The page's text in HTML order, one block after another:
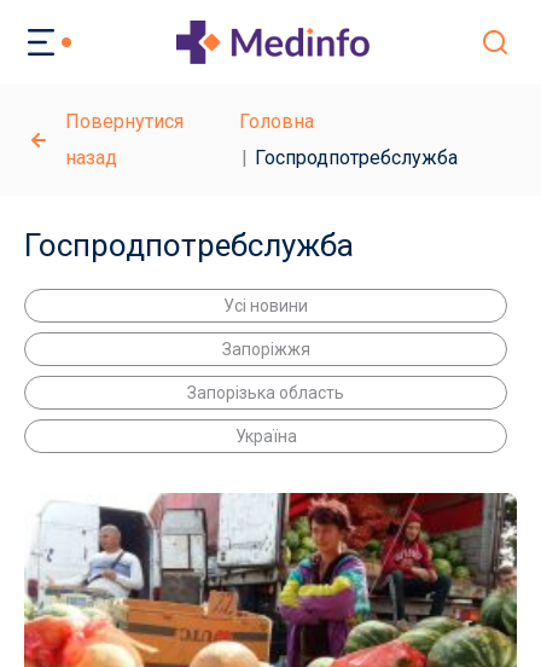
Повернутися
назад
Головна
Госпродпотребслужба
Госпродпотребслужба
Усі новини
Запоріжжя
Запорізька область
Україна